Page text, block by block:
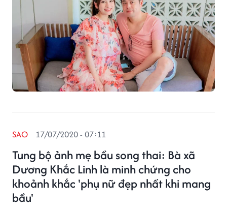
Tung bộ ảnh mẹ bầu song thai: Bà xã
Dương Khắc Linh là minh chứng cho
khoảnh khắc 'phụ nữ đẹp nhất khi mang
bầu'
SAO 17/07/2020 - 07:11